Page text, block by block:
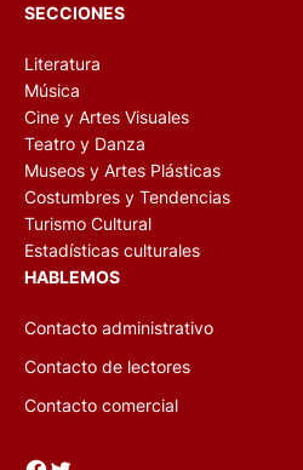
SECCIONES
Literatura
Música
Cine y Artes Visuales
Teatro y Danza
Museos y Artes Plásticas
Costumbres y Tendencias
Turismo Cultural
Estadísticas culturales
HABLEMOS
Contacto administrativo
Contacto de lectores
Contacto comercial